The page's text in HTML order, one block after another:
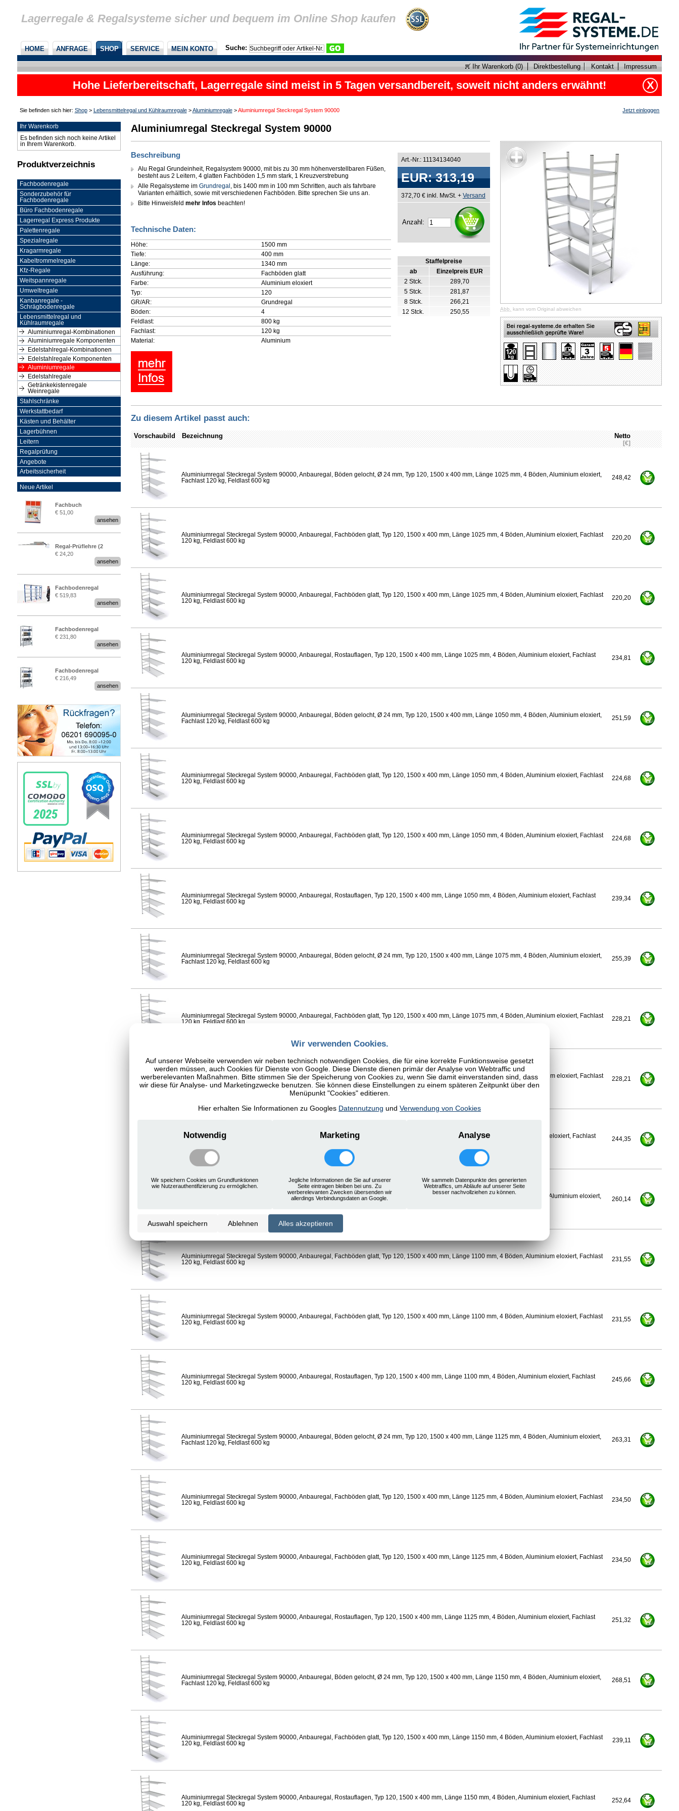
Lagerregale & Regalsysteme sicher und bequem im Online Shop kaufen
HOME ANFRAGE SHOP SERVICE MEIN KONTO Suche:
Ihr Warenkorb (0) Direktbestellung Kontakt Impressum
Hohe Lieferbereitschaft, Lagerregale sind meist in 5 Tagen versandbereit, soweit nicht anders erwähnt! X
Jetzt einloggen
Sie befinden sich hier: Shop> Lebensmittelregal und Kühlraumregale>Aluminiumregale>Aluminiumregal Steckregal System 90000
Ihr Warenkorb
Es befinden sich noch keine Artikel
in Ihrem Warenkorb.
Produktverzeichnis
Fachbodenregale
Sonderzubehör für
Fachbodenregale
Büro Fachbodenregale
Lagerregal Express Produkte
Palettenregale
Spezialregale
Kragarmregale
Kabeltrommelregale
Kfz-Regale
Weitspannregale
Umweltregale
Kanbanregale -
Schrägbodenregale
Lebensmittelregal und
Kühlraumregale
Aluminiumregal-Kombinationen
Aluminiumregale Komponenten
Edelstahlregal-Kombinationen
Edelstahlregale Komponenten
Aluminiumregale
Edelstahlregale
Getränkekistenregale
Weinregale
Stahlschränke
Werkstattbedarf
Kästen und Behälter
Lagerbühnen
Leitern
Regalprüfung
Angebote
Arbeitssicherheit
Neue Artikel
Fachbuch
„Regalprüfung nach DIN
€ 51,00
ansehen
Regal-Prüflehre (2
Stück)
€ 24,20
ansehen
Fachbodenregal
Stecksystem MultiPlus
2,25 Meter breit
€ 519,83
ansehen
Fachbodenregal
Stecksystem MultiPlus
€ 231,80
ansehen
Fachbodenregal
Stecksystem MultiPlus
€ 216,49
ansehen
Aluminiumregal Steckregal System 90000
Abb. kann vom Original abweichen
Art.-Nr.: 11134134040
EUR: 313,19
372,70 € inkl. MwSt. + Versand
Anzahl:
Staffelpreise
ab
Einzelpreis EUR
2 Stck.
289,70
5 Stck.
281,87
8 Stck.
266,21
12 Stck.
250,55
Beschreibung
Alu Regal Grundeinheit, Regalsystem 90000, mit bis zu 30 mm höhenverstellbaren Füßen,
besteht aus 2 Leitern, 4 glatten Fachböden 1,5 mm stark, 1 Kreuzverstrebung
Alle Regalsysteme imGrundregal, bis 1400 mm in 100 mm Schritten, auch als fahrbare
Varianten erhältlich, sowie mit verschiedenen Fachböden. Bitte sprechen Sie uns an.
Bitte Hinweisfeldmehr Infos beachten!
Technische Daten:
Höhe:
1500 mm
Tiefe:
400 mm
Länge:
1340 mm
Ausführung:
Fachböden glatt
Farbe:
Aluminium eloxiert
Typ:
120
GR/AR:
Grundregal
Böden:
4
Feldlast:
800 kg
Fachlast:
120 kg
Material:
Aluminium
Zu diesem Artikel passt auch:
Vorschaubild Bezeichnung Netto
[€]
Aluminiumregal Steckregal System 90000, Anbauregal, Böden gelocht, Ø 24 mm, Typ 120, 1500 x 400 mm, Länge 1025 mm, 4 Böden, Aluminium eloxiert,
Fachlast 120 kg, Feldlast 600 kg
248,42
Aluminiumregal Steckregal System 90000, Anbauregal, Fachböden glatt, Typ 120, 1500 x 400 mm, Länge 1025 mm, 4 Böden, Aluminium eloxiert, Fachlast
120 kg, Feldlast 600 kg
220,20
Aluminiumregal Steckregal System 90000, Anbauregal, Fachböden glatt, Typ 120, 1500 x 400 mm, Länge 1025 mm, 4 Böden, Aluminium eloxiert, Fachlast
120 kg, Feldlast 600 kg
220,20
Aluminiumregal Steckregal System 90000, Anbauregal, Rostauflagen, Typ 120, 1500 x 400 mm, Länge 1025 mm, 4 Böden, Aluminium eloxiert, Fachlast
120 kg, Feldlast 600 kg
234,81
Aluminiumregal Steckregal System 90000, Anbauregal, Böden gelocht, Ø 24 mm, Typ 120, 1500 x 400 mm, Länge 1050 mm, 4 Böden, Aluminium eloxiert,
Fachlast 120 kg, Feldlast 600 kg
251,59
Aluminiumregal Steckregal System 90000, Anbauregal, Fachböden glatt, Typ 120, 1500 x 400 mm, Länge 1050 mm, 4 Böden, Aluminium eloxiert, Fachlast
120 kg, Feldlast 600 kg
224,68
Aluminiumregal Steckregal System 90000, Anbauregal, Fachböden glatt, Typ 120, 1500 x 400 mm, Länge 1050 mm, 4 Böden, Aluminium eloxiert, Fachlast
120 kg, Feldlast 600 kg
224,68
Aluminiumregal Steckregal System 90000, Anbauregal, Rostauflagen, Typ 120, 1500 x 400 mm, Länge 1050 mm, 4 Böden, Aluminium eloxiert, Fachlast
120 kg, Feldlast 600 kg
239,34
Aluminiumregal Steckregal System 90000, Anbauregal, Böden gelocht, Ø 24 mm, Typ 120, 1500 x 400 mm, Länge 1075 mm, 4 Böden, Aluminium eloxiert,
Fachlast 120 kg, Feldlast 600 kg
255,39
Aluminiumregal Steckregal System 90000, Anbauregal, Fachböden glatt, Typ 120, 1500 x 400 mm, Länge 1075 mm, 4 Böden, Aluminium eloxiert, Fachlast
120 kg, Feldlast 600 kg
228,21
Aluminiumregal Steckregal System 90000, Anbauregal, Fachböden glatt, Typ 120, 1500 x 400 mm, Länge 1075 mm, 4 Böden, Aluminium eloxiert, Fachlast
120 kg, Feldlast 600 kg
228,21
Aluminiumregal Steckregal System 90000, Anbauregal, Rostauflagen, Typ 120, 1500 x 400 mm, Länge 1075 mm, 4 Böden, Aluminium eloxiert, Fachlast
120 kg, Feldlast 600 kg
244,35
Aluminiumregal Steckregal System 90000, Anbauregal, Böden gelocht, Ø 24 mm, Typ 120, 1500 x 400 mm, Länge 1100 mm, 4 Böden, Aluminium eloxiert,
260,14
Aluminiumregal Steckregal System 90000, Anbauregal, Fachböden glatt, Typ 120, 1500 x 400 mm, Länge 1100 mm, 4 Böden, Aluminium eloxiert, Fachlast
120 kg, Feldlast 600 kg
231,55
Aluminiumregal Steckregal System 90000, Anbauregal, Fachböden glatt, Typ 120, 1500 x 400 mm, Länge 1100 mm, 4 Böden, Aluminium eloxiert, Fachlast
120 kg, Feldlast 600 kg
231,55
Aluminiumregal Steckregal System 90000, Anbauregal, Rostauflagen, Typ 120, 1500 x 400 mm, Länge 1100 mm, 4 Böden, Aluminium eloxiert, Fachlast
120 kg, Feldlast 600 kg
245,66
Aluminiumregal Steckregal System 90000, Anbauregal, Böden gelocht, Ø 24 mm, Typ 120, 1500 x 400 mm, Länge 1125 mm, 4 Böden, Aluminium eloxiert,
Fachlast 120 kg, Feldlast 600 kg
263,31
Aluminiumregal Steckregal System 90000, Anbauregal, Fachböden glatt, Typ 120, 1500 x 400 mm, Länge 1125 mm, 4 Böden, Aluminium eloxiert, Fachlast
120 kg, Feldlast 600 kg
234,50
Aluminiumregal Steckregal System 90000, Anbauregal, Fachböden glatt, Typ 120, 1500 x 400 mm, Länge 1125 mm, 4 Böden, Aluminium eloxiert, Fachlast
120 kg, Feldlast 600 kg
234,50
Aluminiumregal Steckregal System 90000, Anbauregal, Rostauflagen, Typ 120, 1500 x 400 mm, Länge 1125 mm, 4 Böden, Aluminium eloxiert, Fachlast
120 kg, Feldlast 600 kg
251,32
Aluminiumregal Steckregal System 90000, Anbauregal, Böden gelocht, Ø 24 mm, Typ 120, 1500 x 400 mm, Länge 1150 mm, 4 Böden, Aluminium eloxiert,
Fachlast 120 kg, Feldlast 600 kg
268,51
Aluminiumregal Steckregal System 90000, Anbauregal, Fachböden glatt, Typ 120, 1500 x 400 mm, Länge 1150 mm, 4 Böden, Aluminium eloxiert, Fachlast
120 kg, Feldlast 600 kg
239,11
Aluminiumregal Steckregal System 90000, Anbauregal, Rostauflagen, Typ 120, 1500 x 400 mm, Länge 1150 mm, 4 Böden, Aluminium eloxiert, Fachlast
120 kg, Feldlast 600 kg
252,64
Wir verwenden Cookies.
Auf unserer Webseite verwenden wir neben technisch notwendigen Cookies, die für eine korrekte Funktionsweise gesetzt
werden müssen, auch Cookies für Dienste von Google. Diese Dienste dienen primär der Analyse von Webtraffic und
werberelevanten Maßnahmen. Bitte stimmen Sie der Speicherung von Cookies zu, wenn Sie damit einverstanden sind, dass
wir diese für Analyse- und Marketingzwecke benutzen. Sie können diese Einstellungen zu einem späteren Zeitpunkt über den
Menüpunkt "Cookies" editieren.
Hier erhalten Sie Informationen zu Googles Datennutzung und Verwendung von Cookies
Notwendig
Wir speichern Cookies um Grundfunktionen
wie Nutzerauthentifizierung zu ermöglichen.
Marketing
Jegliche Informationen die Sie auf unserer
Seite eintragen bleiben bei uns. Zu
werberelevanten Zwecken übersenden wir
allerdings Verbindungsdaten an Google.
Analyse
Wir sammeln Datenpunkte des generierten
Webtraffics, um Abläufe auf unserer Seite
besser nachvollziehen zu können.
Auswahl speichern Ablehnen Alles akzeptieren